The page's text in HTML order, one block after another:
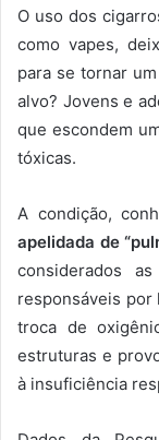
O uso dos
como vapes,
para se tornar
alvo? Jovens e
que escondem
tóxicas.
A condição,
apelidada de
considerados
responsáveis por
troca de
estruturas e
à insuficiência